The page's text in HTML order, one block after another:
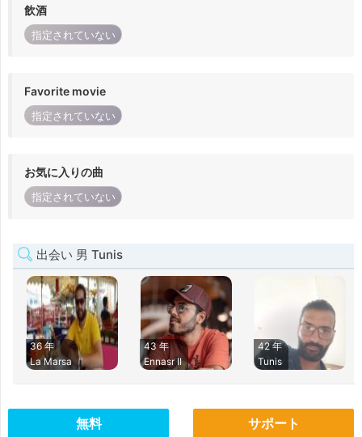
飲酒
指定されていない
Favorite movie
指定されていない
お気に入りの曲
指定されていない
出会い 男 Tunis
36 年
La Marsa
43 年
Ennasr II
42 年
Tunis
無料 サポート